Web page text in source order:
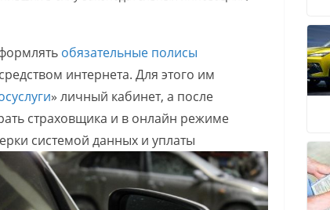
обязательные полисы
интернета. Для этого им
» личный кабинет, а после
страховщика и в онлайн режиме
системой данных и уплаты